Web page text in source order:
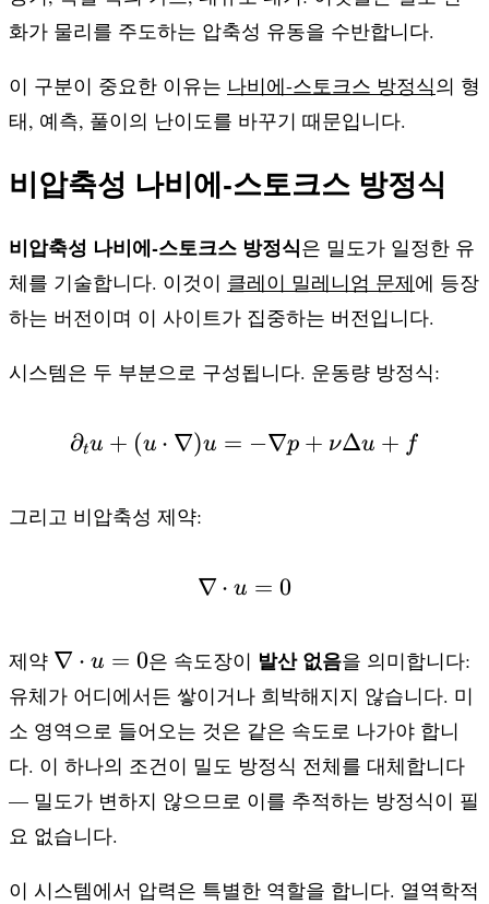
화가 물리를 주도하는 압축성 유동을 수반합니다.
이 구분이 중요한 이유는 나비에-스토크스 방정식의 형
태, 예측, 풀이의 난이도를 바꾸기 때문입니다.
비압축성 나비에-스토크스 방정식
비압축성 나비에-스토크스 방정식은 밀도가 일정한 유
체를 기술합니다. 이것이 클레이 밀레니엄 문제에 등장
하는 버전이며 이 사이트가 집중하는 버전입니다.
시스템은 두 부분으로 구성됩니다. 운동량 방정식:
\partial_t u + (u
∂tu + (u ⋅ ∇)u = −∇p + νΔu + f
그리고 비압축성 제약:
\nabla \cdot u = 0
∇ ⋅ u = 0
제약 \nabla
\cdot
u = 0
∇ ⋅ u = 0은 속도장이 발산 없음을 의미합니다:
유체가 어디에서든 쌓이거나 희박해지지 않습니다. 미
소 영역으로 들어오는 것은 같은 속도로 나가야 합니
다. 이 하나의 조건이 밀도 방정식 전체를 대체합니다
— 밀도가 변하지 않으므로 이를 추적하는 방정식이 필
요 없습니다.
이 시스템에서 압력은 특별한 역할을 합니다. 열역학적